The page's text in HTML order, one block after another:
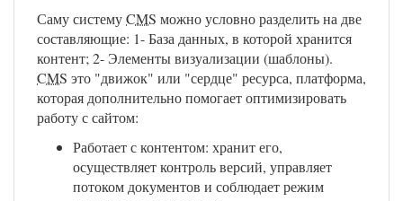
Саму системуCMS можно условно разделить на две
составляющие: 1- База данных, в которой хранится
контент; 2- Элементы визуализации (шаблоны).
CMS это "движок" или "сердце" ресурса, платформа,
которая дополнительно помогает оптимизировать
работу с сайтом:
Работает с контентом: хранит его,
осуществляет контроль версий, управляет
потоком документов и соблюдает режим